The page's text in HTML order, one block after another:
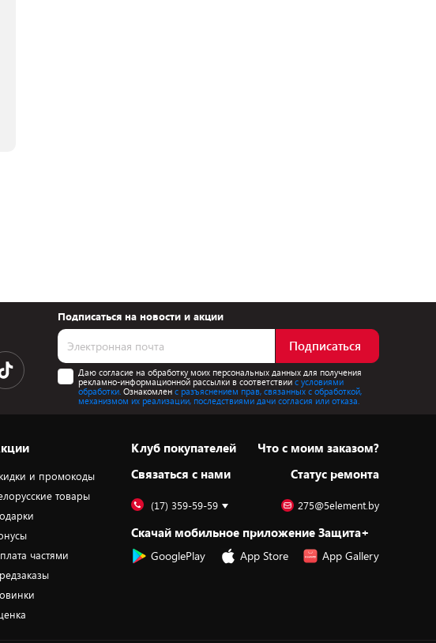
Подписаться на новости и акции
Подписаться
Даю согласие на обработку моих персональных данных для получения
рекламно-информационной рассылки в соответствиис условиями
обработки. Ознакомлен с разъяснением прав, связанных с обработкой,
механизмом их реализации, последствиями дачи согласия или отказа.
и промокоды
товары
частями
Клуб покупателей
Cвязаться с нами
Что с моим заказом?
Статус ремонта
(17) 359-59-59 275@5element.by
Скачай мобильное приложение Защита+
GooglePlay App Store App Gallery